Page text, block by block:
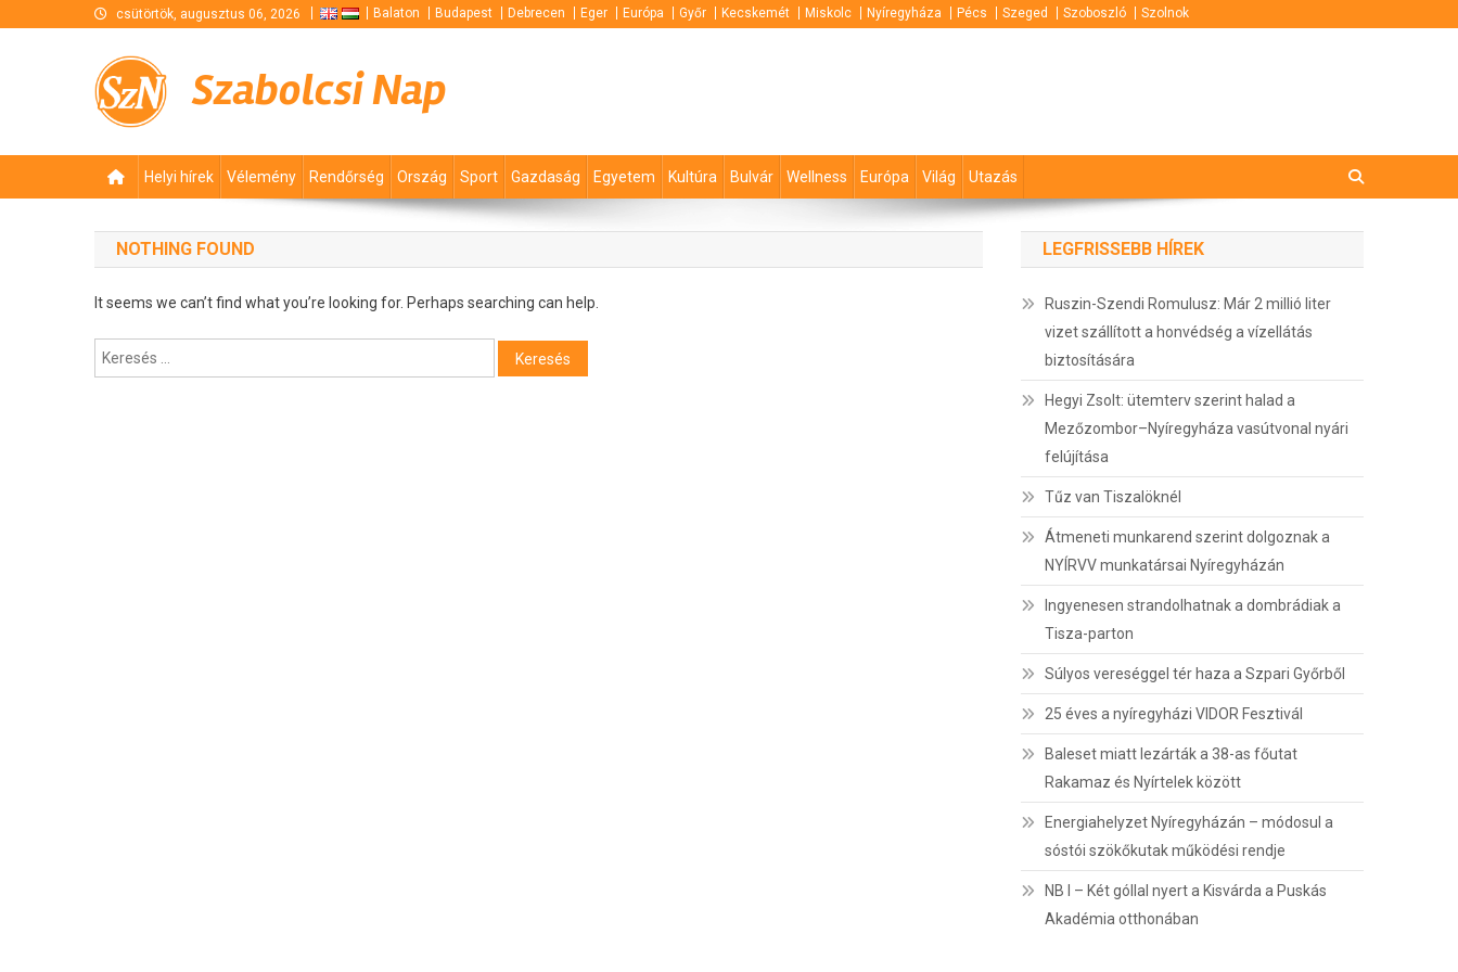
csütörtök, augusztus 06, 2026 Balaton Budapest Debrecen Eger Európa Győr Kecskemét Miskolc Nyíregyháza Pécs Szeged Szoboszló Szolnok
Szabolcsi Nap
Helyi hírek Vélemény Rendőrség Ország Sport Gazdaság Egyetem Kultúra Bulvár Wellness Európa Világ Utazás
NOTHING FOUND
It seems we can’t find what you’re looking for. Perhaps searching can help.
Keresés:
LEGFRISSEBB HÍREK
Ruszin-Szendi Romulusz: Már 2 millió liter
vizet szállított a honvédség a vízellátás
biztosítására
Hegyi Zsolt: ütemterv szerint halad a
Mezőzombor–Nyíregyháza vasútvonal nyári
felújítása
Tűz van Tiszalöknél
Átmeneti munkarend szerint dolgoznak a
NYÍRVV munkatársai Nyíregyházán
Ingyenesen strandolhatnak a dombrádiak a
Tisza-parton
Súlyos vereséggel tér haza a Szpari Győrből
25 éves a nyíregyházi VIDOR Fesztivál
Baleset miatt lezárták a 38-as főutat
Rakamaz és Nyírtelek között
Energiahelyzet Nyíregyházán – módosul a
sóstói szökőkutak működési rendje
NB I – Két góllal nyert a Kisvárda a Puskás
Akadémia otthonában